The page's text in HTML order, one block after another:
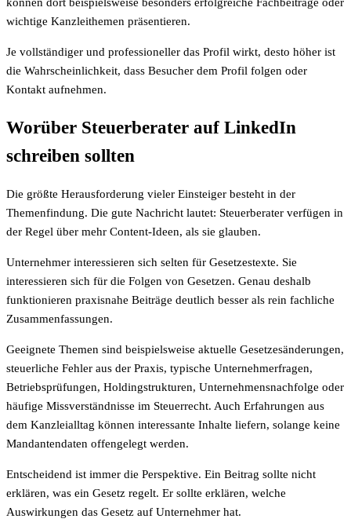
wichtige Kanzleithemen präsentieren.
Je vollständiger und professioneller das Profil wirkt, desto höher ist
die Wahrscheinlichkeit, dass Besucher dem Profil folgen oder
Kontakt aufnehmen.
Worüber Steuerberater auf LinkedIn
schreiben sollten
Die größte Herausforderung vieler Einsteiger besteht in der
Themenfindung. Die gute Nachricht lautet: Steuerberater verfügen in
der Regel über mehr Content-Ideen, als sie glauben.
Unternehmer interessieren sich selten für Gesetzestexte. Sie
interessieren sich für die Folgen von Gesetzen. Genau deshalb
funktionieren praxisnahe Beiträge deutlich besser als rein fachliche
Zusammenfassungen.
Geeignete Themen sind beispielsweise aktuelle Gesetzesänderungen,
steuerliche Fehler aus der Praxis, typische Unternehmerfragen,
Betriebsprüfungen, Holdingstrukturen, Unternehmensnachfolge oder
häufige Missverständnisse im Steuerrecht. Auch Erfahrungen aus
dem Kanzleialltag können interessante Inhalte liefern, solange keine
Mandantendaten offengelegt werden.
Entscheidend ist immer die Perspektive. Ein Beitrag sollte nicht
erklären, was ein Gesetz regelt. Er sollte erklären, welche
Auswirkungen das Gesetz auf Unternehmer hat.